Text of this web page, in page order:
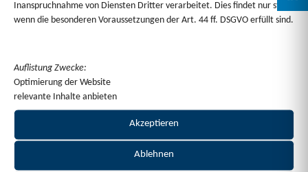
Inanspruchnahme von Diensten Dritter verarbeitet. Dies findet nur statt,
wenn die besonderen Voraussetzungen der Art. 44 ff. DSGVO erfüllt sind.
Auflistung Zwecke:
Optimierung der Website
relevante Inhalte anbieten
Akzeptieren
Ablehnen